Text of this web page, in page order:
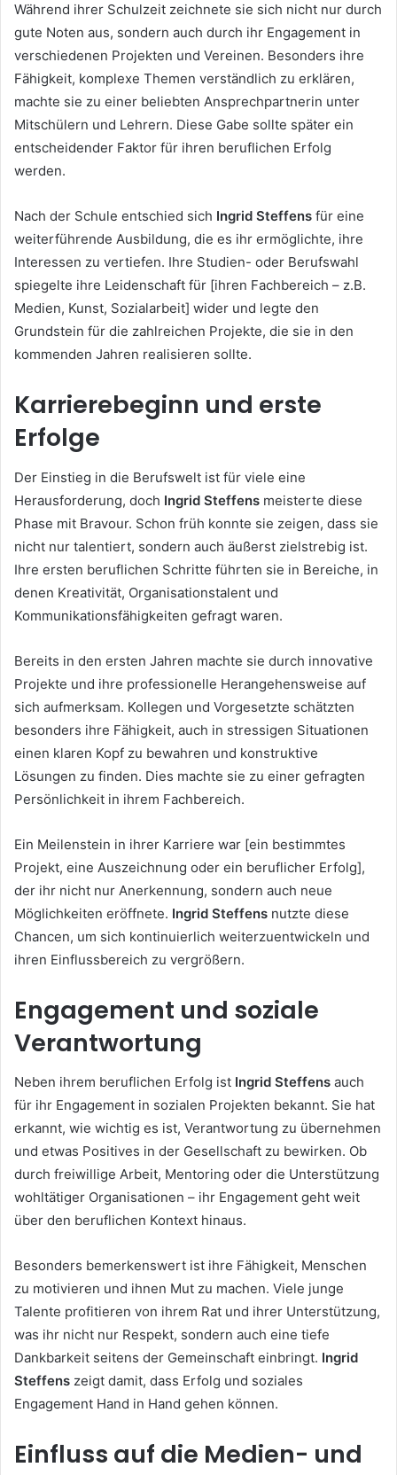
Während ihrer Schulzeit zeichnete sie sich nicht nur durch
gute Noten aus, sondern auch durch ihr Engagement in
verschiedenen Projekten und Vereinen. Besonders ihre
Fähigkeit, komplexe Themen verständlich zu erklären,
machte sie zu einer beliebten Ansprechpartnerin unter
Mitschülern und Lehrern. Diese Gabe sollte später ein
entscheidender Faktor für ihren beruflichen Erfolg
werden.
Nach der Schule entschied sich Ingrid Steffens für eine
weiterführende Ausbildung, die es ihr ermöglichte, ihre
Interessen zu vertiefen. Ihre Studien- oder Berufswahl
spiegelte ihre Leidenschaft für [ihren Fachbereich – z.B.
Medien, Kunst, Sozialarbeit] wider und legte den
Grundstein für die zahlreichen Projekte, die sie in den
kommenden Jahren realisieren sollte.
Karrierebeginn und erste
Erfolge
Der Einstieg in die Berufswelt ist für viele eine
Herausforderung, doch Ingrid Steffens meisterte diese
Phase mit Bravour. Schon früh konnte sie zeigen, dass sie
nicht nur talentiert, sondern auch äußerst zielstrebig ist.
Ihre ersten beruflichen Schritte führten sie in Bereiche, in
denen Kreativität, Organisationstalent und
Kommunikationsfähigkeiten gefragt waren.
Bereits in den ersten Jahren machte sie durch innovative
Projekte und ihre professionelle Herangehensweise auf
sich aufmerksam. Kollegen und Vorgesetzte schätzten
besonders ihre Fähigkeit, auch in stressigen Situationen
einen klaren Kopf zu bewahren und konstruktive
Lösungen zu finden. Dies machte sie zu einer gefragten
Persönlichkeit in ihrem Fachbereich.
Ein Meilenstein in ihrer Karriere war [ein bestimmtes
Projekt, eine Auszeichnung oder ein beruflicher Erfolg],
der ihr nicht nur Anerkennung, sondern auch neue
Möglichkeiten eröffnete. Ingrid Steffens nutzte diese
Chancen, um sich kontinuierlich weiterzuentwickeln und
ihren Einflussbereich zu vergrößern.
Engagement und soziale
Verantwortung
Neben ihrem beruflichen Erfolg ist Ingrid Steffens auch
für ihr Engagement in sozialen Projekten bekannt. Sie hat
erkannt, wie wichtig es ist, Verantwortung zu übernehmen
und etwas Positives in der Gesellschaft zu bewirken. Ob
durch freiwillige Arbeit, Mentoring oder die Unterstützung
wohltätiger Organisationen – ihr Engagement geht weit
über den beruflichen Kontext hinaus.
Besonders bemerkenswert ist ihre Fähigkeit, Menschen
zu motivieren und ihnen Mut zu machen. Viele junge
Talente profitieren von ihrem Rat und ihrer Unterstützung,
was ihr nicht nur Respekt, sondern auch eine tiefe
Dankbarkeit seitens der Gemeinschaft einbringt. Ingrid
Steffens zeigt damit, dass Erfolg und soziales
Engagement Hand in Hand gehen können.
Einfluss auf die Medien- und